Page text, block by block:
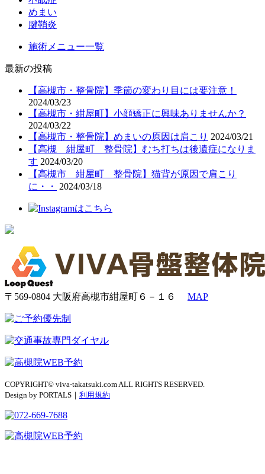
めまい
腱鞘炎
施術メニュー一覧
最新の投稿
【高槻市・整骨院】季節の変わり目には要注意！
2024/03/23
【高槻市・紺屋町】小顔矯正に興味ありませんか？
2024/03/22
【高槻市・整骨院】めまいの原因は肩こり 2024/03/21
【高槻 紺屋町 整骨院】むち打ちは後遺症になりま
す 2024/03/20
【高槻市 紺屋町 整骨院】猫背が原因で肩こり
に・・
2024/03/18
〒569-0804 大阪府高槻市紺屋町６－１６ MAP
COPYRIGHT© viva-takatsuki.com ALL RIGHTS RESERVED.
Design by PORTALS｜ 利用規約